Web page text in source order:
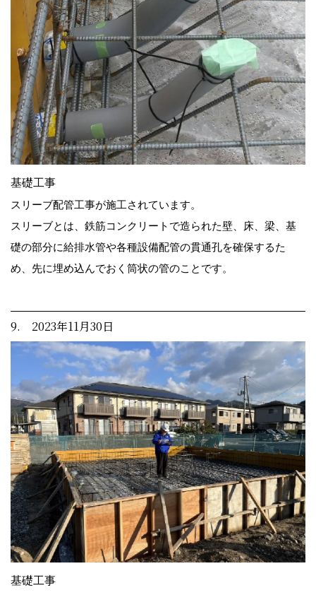
基礎工事
スリーブ配管工事が施工されています。
スリーブとは、鉄筋コンクリートで造られた壁、床、梁、基
礎の部分に給排水管や各種設備配管の貫通孔を確保するた
め、先に埋め込んでおく筒状の管のことです。
9. 2023年11月30日
基礎工事